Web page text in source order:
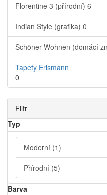
Florentine 3 (přírodní) 6
Indian Style (grafika) 0
Schöner Wohnen (domácí
Tapety Erismann
0
Filtr
Typ
Moderní (1)
Přírodní (5)
Barva